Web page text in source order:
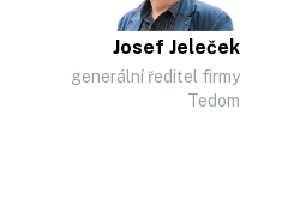
Josef Jeleček
generální ředitel firmy
Tedom